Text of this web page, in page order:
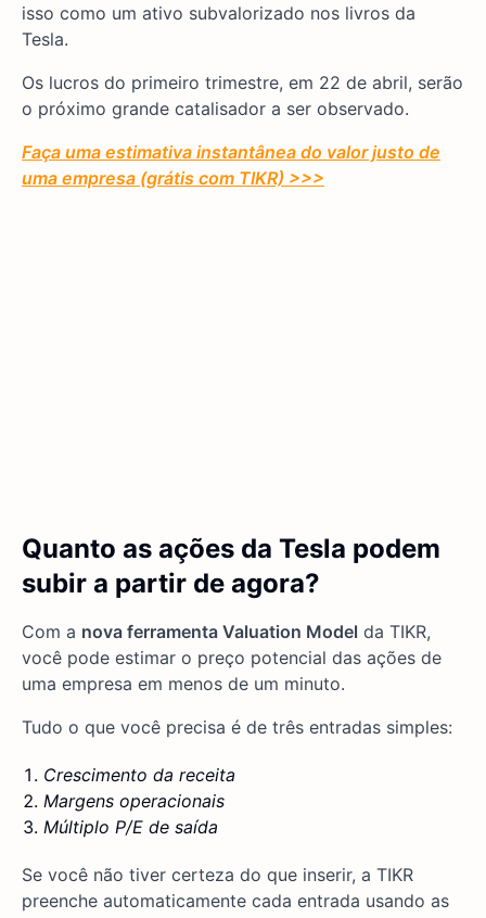
isso como um ativo subvalorizado nos livros da
Tesla.
Os lucros do primeiro trimestre, em 22 de abril, serão
o próximo grande catalisador a ser observado.
Faça uma estimativa instantânea do valor justo de
uma empresa (grátis com TIKR) >>>
Quanto as ações da Tesla podem
subir a partir de agora?
Com a nova ferramenta Valuation Model da TIKR,
você pode estimar o preço potencial das ações de
uma empresa em menos de um minuto.
Tudo o que você precisa é de três entradas simples:
Crescimento da receita
Margens operacionais
Múltiplo P/E de saída
Se você não tiver certeza do que inserir, a TIKR
preenche automaticamente cada entrada usando as